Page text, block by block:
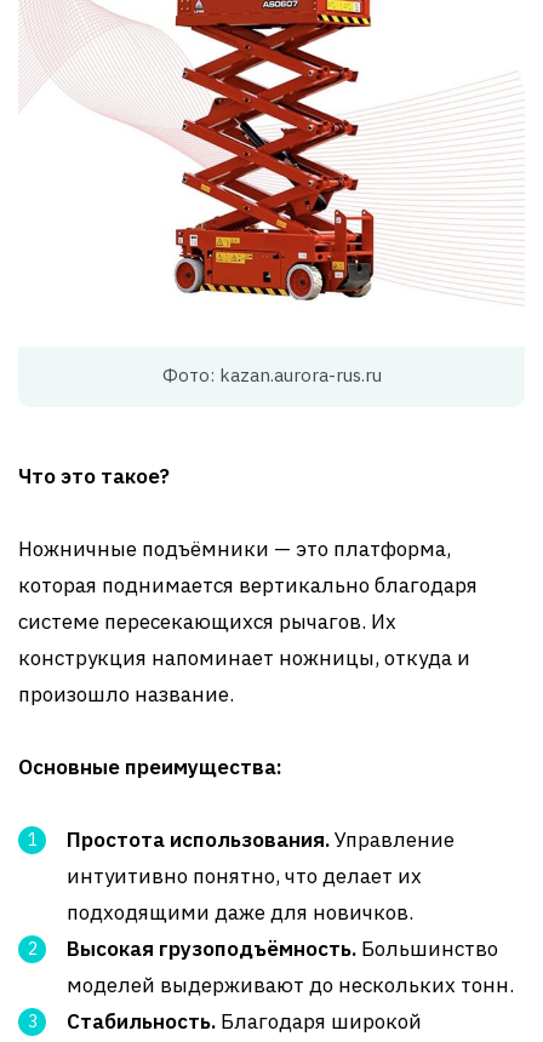
Фото: kazan.aurora-rus.ru
Что это такое?
Ножничные подъёмники — это платформа,
которая поднимается вертикально благодаря
системе пересекающихся рычагов. Их
конструкция напоминает ножницы, откуда и
произошло название.
Основные преимущества:
Простота использования.Управление
интуитивно понятно, что делает их
подходящими даже для новичков.
Высокая грузоподъёмность. Большинство
моделей выдерживают до нескольких тонн.
Стабильность. Благодаря широкой